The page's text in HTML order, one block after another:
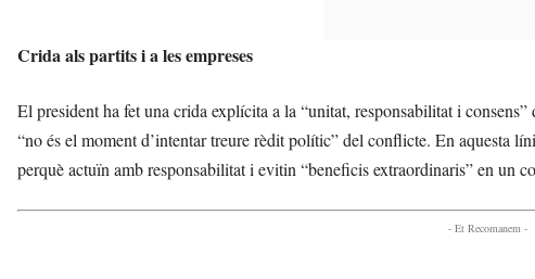
Crida als partits i a les empreses
El president ha fet una crida explícita a la “unitat, responsabilitat i
“no és el moment d’intentar treure rèdit polític” del conflicte. En aquesta
perquè actuïn amb responsabilitat i evitin “beneficis extraordinaris” en un
- Et Recomanem -